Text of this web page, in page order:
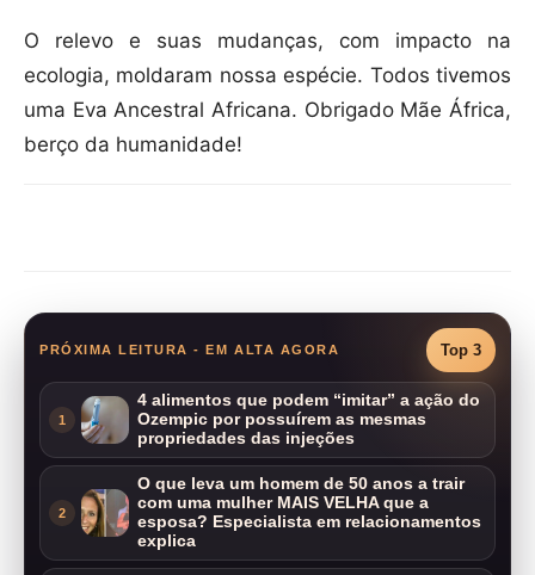
O relevo e suas mudanças, com impacto na
ecologia, moldaram nossa espécie. Todos tivemos
uma Eva Ancestral Africana. Obrigado Mãe África,
berço da humanidade!
PRÓXIMA LEITURA - EM ALTA AGORA Top 3
1
4 alimentos que podem “imitar” a ação do
Ozempic por possuírem as mesmas
propriedades das injeções
2
O que leva um homem de 50 anos a trair
com uma mulher MAIS VELHA que a
esposa? Especialista em relacionamentos
explica